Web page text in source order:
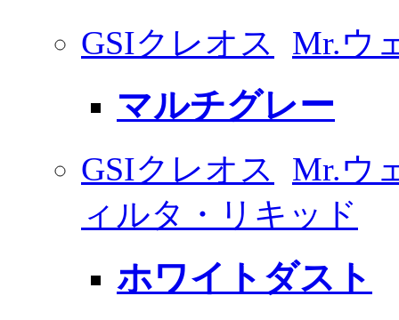
GSIクレオス Mr.ウ
マルチグレー
GSIクレオス
Mr.ウ
ィルタ・リキッド
ホワイトダスト